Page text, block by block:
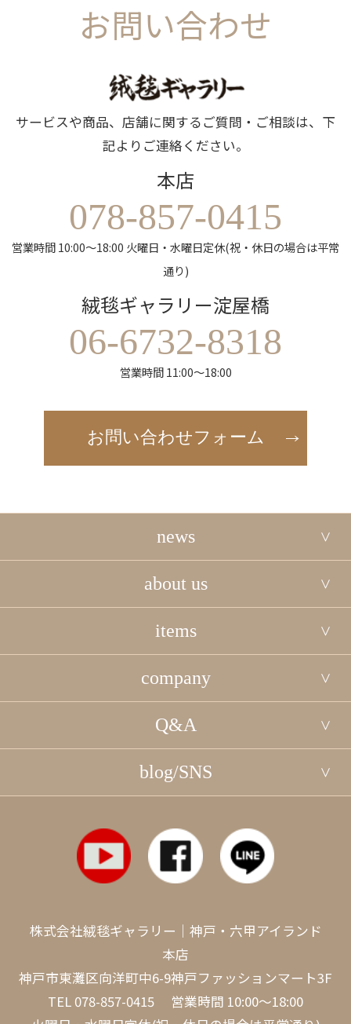
お問い合わせ
サービスや商品、店舗に関するご質問・ご相談は、下
記よりご連絡ください。
本店
078-857-0415
営業時間 10:00～18:00 火曜日・水曜日定休(祝・休日の場合は平常
通り)
絨毯ギャラリー淀屋橋
06-6732-8318
営業時間 11:00～18:00
お問い合わせフォーム
news
about us
items
company
Q&A
blog/SNS
株式会社絨毯ギャラリー｜神戸・六甲アイランド
本店
神戸市東灘区向洋町中6-9神戸ファッションマート3F
TEL 078-857-0415 営業時間 10:00～18:00